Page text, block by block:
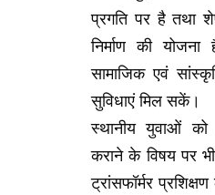
प्रगति पर है तथा
निर्माण की
सामाजिक एवं
सुविधाएं मिल सकें।
स्थानीय युवाओं को
कराने के विषय पर
ट्रांसफॉर्मर